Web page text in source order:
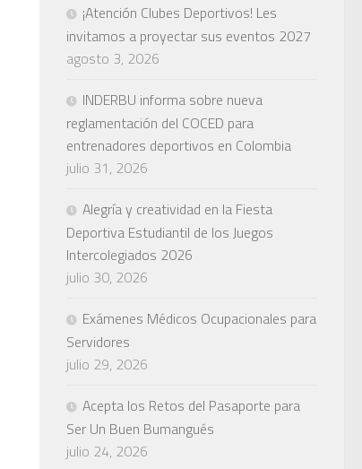
¡Atención Clubes Deportivos! Les
invitamos a proyectar sus eventos 2027
agosto 3, 2026
INDERBU informa sobre nueva
reglamentación del COCED para
entrenadores deportivos en Colombia
julio 31, 2026
Alegría y creatividad en la Fiesta
Deportiva Estudiantil de los Juegos
Intercolegiados 2026
julio 30, 2026
Exámenes Médicos Ocupacionales para
Servidores
julio 29, 2026
Acepta los Retos del Pasaporte para
Ser Un Buen Bumangués
julio 24, 2026